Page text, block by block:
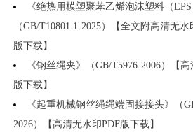
《绝热用模塑聚苯乙烯泡沫塑料（EPS
（GB/T10801.1-2025）【全文附高清无水
版下载】
《钢丝绳夹》（GB/T5976-2006）【
版下载】
《起重机械钢丝绳绳端固接接头》（
2026）【高清无水印PDF版下载】